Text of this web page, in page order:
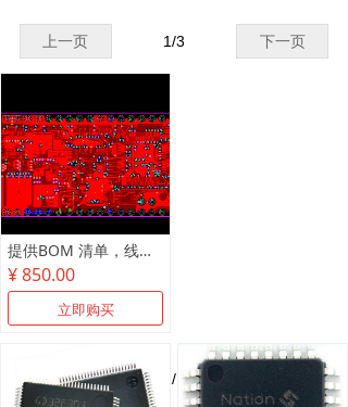
上一页 下一页
1/3
提供BOM 清单，线路板抄板，原理图制作
¥ 850.00
立即购买
上一页 下一页
/ 1